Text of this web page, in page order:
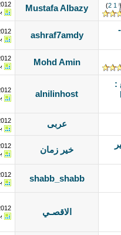
1
2
)
Mustafa Albazy
ashraf7amdy
Mohd Amin
:
alnilinhost
عربى
خير زمان
shabb_shabb
الاقصـي